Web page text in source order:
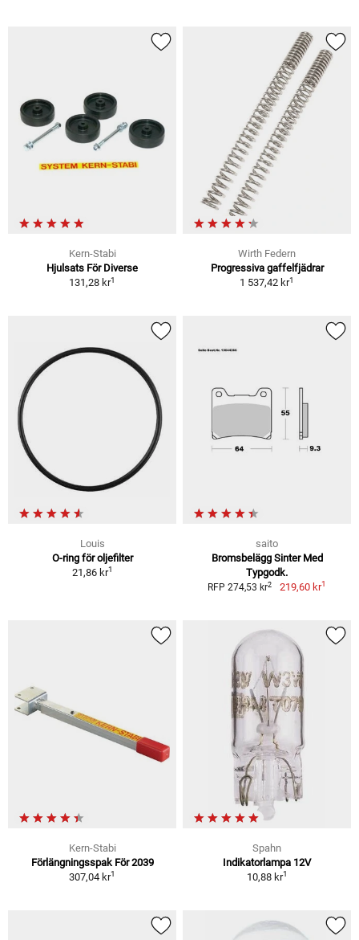
Kern-Stabi
Hjulsats För Diverse
131,28 kr1
Wirth Federn
Progressiva gaffelfjädrar
1 537,42 kr1
Louis
O-ring för oljefilter
21,86 kr1
saito
Bromsbelägg Sinter Med
Typgodk.
RFP 274,53 kr2 219,60 kr1
Kern-Stabi
Förlängningsspak För 2039
307,04 kr1
Spahn
Indikatorlampa 12V
10,88 kr1